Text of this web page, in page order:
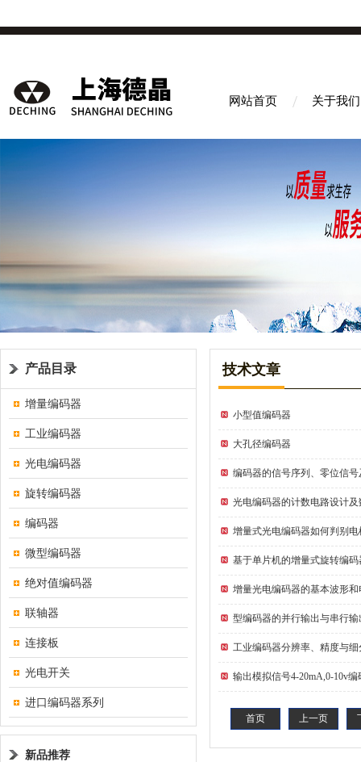
网站首页 关于我们
产品目录
增量编码器
工业编码器
光电编码器
旋转编码器
编码器
微型编码器
绝对值编码器
联轴器
连接板
光电开关
进口编码器系列
新品推荐
技术文章
小型值编码器
大孔径编码器
编码器的信号序列、零位信
光电编码器的计数电路设计及
增量式光电编码器如何判别
基于单片机的增量式旋转编
增量光电编码器的基本波形和
型编码器的并行输出与串行输
工业编码器分辨率、精度与细
输出模拟信号4-20mA,0-10v编
首页 上一页